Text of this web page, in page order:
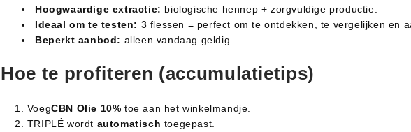
Hoogwaardige extractie: biologische hennep + zorgvuldige productie.
Ideaal om te testen: 3 flessen = perfect om te ontdekken, te vergelijken en
Beperkt aanbod: alleen vandaag geldig.
Hoe te profiteren (accumulatietips)
VoegCBN Olie 10% toe aan het winkelmandje.
TRIPLÉ wordt automatisch toegepast.